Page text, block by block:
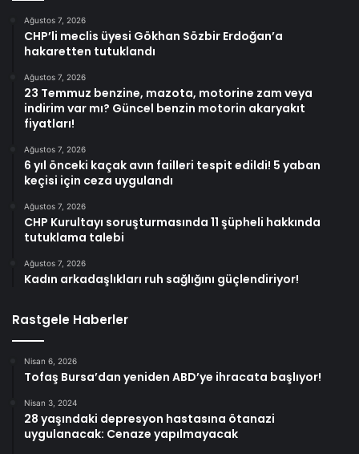
Ağustos 7, 2026
CHP’li meclis üyesi Gökhan Sözbir Erdoğan’a
hakaretten tutuklandı
Ağustos 7, 2026
23 Temmuz benzine, mazota, motorine zam veya
indirim var mı? Güncel benzin motorin akaryakıt
fiyatları!
Ağustos 7, 2026
6 yıl önceki kaçak avın failleri tespit edildi! 5 yaban
keçisi için ceza uygulandı
Ağustos 7, 2026
CHP Kurultayı soruşturmasında 11 şüpheli hakkında
tutuklama talebi
Ağustos 7, 2026
Kadın arkadaşlıkları ruh sağlığını güçlendiriyor!
Rastgele Haberler
Nisan 6, 2026
Tofaş Bursa’dan yeniden ABD’ye ihracata başlıyor!
Nisan 3, 2024
28 yaşındaki depresyon hastasına ötanazi
uygulanacak: Cenaze yapılmayacak